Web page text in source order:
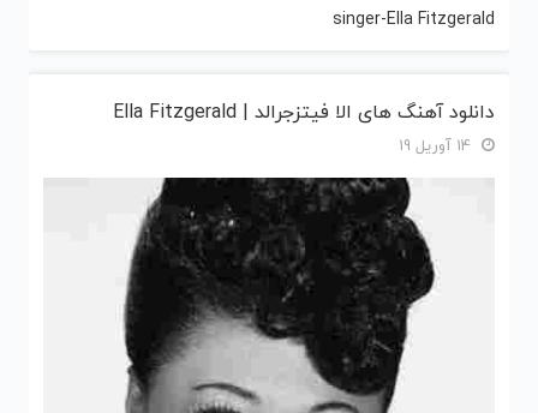
singer-Ella Fitzgerald
دانلود آهنگ های الا فیتزجرالد | Ella Fitzgerald